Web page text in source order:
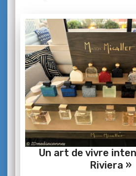
Un art de vivre
Riviera »